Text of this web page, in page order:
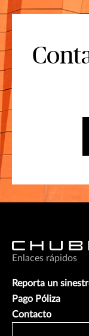
Enlaces rápidos
Reporta un
Pago Póliza
Contacto